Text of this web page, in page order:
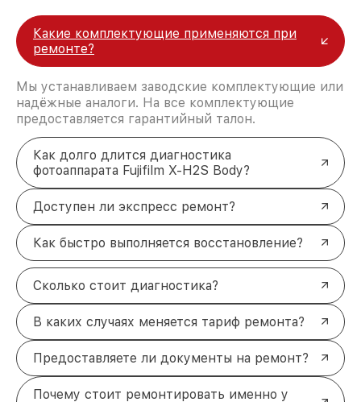
Какие комплектующие применяются при
ремонте?
Мы устанавливаем заводские комплектующие или
надёжные аналоги. На все комплектующие
предоставляется гарантийный талон.
Как долго длится диагностика
фотоаппарата Fujifilm X-H2S Body?
Доступен ли экспресс ремонт?
Как быстро выполняется восстановление?
Сколько стоит диагностика?
В каких случаях меняется тариф ремонта?
Предоставляете ли документы на ремонт?
Почему стоит ремонтировать именно у